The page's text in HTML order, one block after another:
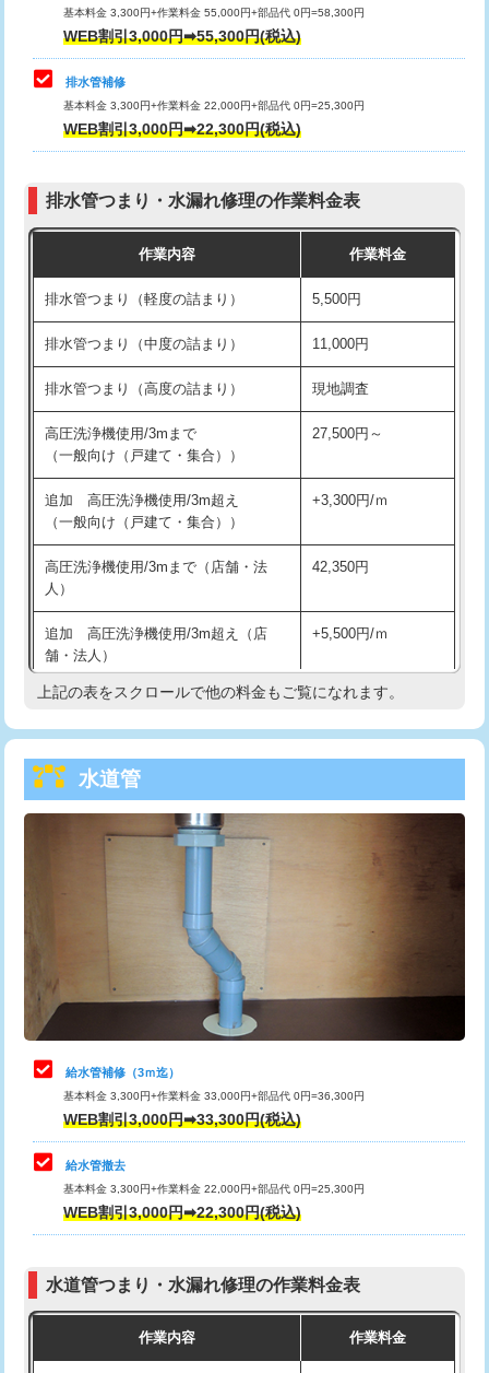
コンクリート斫り（厚さ10㎝超え）
モルタル補修（厚さ10㎝まで）
モルタル補修（厚さ10㎝超え）
追加人工 16,500円
現場見積
※給水管工事は20mmまでの価格です。
式）)
交換・取付(混合水栓（壁付・デッキ
式・ワンホール）)
16,500円+材料費
交換・取付(排水栓・排水トラップ
交換・取付（その他部品） 11,000円+材料費
持込商品取付（単水栓） 13,200円
持込商品取付（混合水栓） 16,500円
持込商品取付（浄水器・分岐水栓） 16,500円
給水管工事※（ホール加工) 16,500円
給水管工事※（バンド止め) 3,300円
給水管工事※（支持金具設置)
給水管工事※（保温材使用（バンド止
め込み）)
5,500円
給水管工事※（土の掘削・埋め戻し作
業)
11,000円
給水管工事※（塩ビ管（VP・HI）使
用/3ｍまで)
33,000円
給水管工事※（塩ビ管（VP・HI）使
+8,800円
給水管工事※（ライニング鋼管・銅
管・ポリ管・HT管使用/3ｍまで)
給水管工事※（ライニング鋼管・銅
管・ポリ管・HT管使用/3ｍ超え)
排水管工事（土の掘削・埋め戻し作
11,000円~
排水管工事（排水管工事/3ｍまで） 55,000円
排水管工事（追加 排水管工事/3ｍ超
マス交換（土の掘削・埋め戻し作業）
マス交換（深さ50㎝未満）
マス交換（深さ50㎝以上）
コンクリート斫り（厚さ10㎝まで）
モルタル補修（厚さ10㎝超え） 38,500円
基本料金 3,300円+作業料金 55,000円+部品代 0円=58,300円
WEB割引3,000円➡55,300円(税込)
排水管補修
基本料金 3,300円+作業料金 22,000円+部品代 0円=25,300円
WEB割引3,000円➡22,300円(税込)
排水管つまり・水漏れ修理の作業料金表
作業内容 作業料金
排水管つまり（軽度の詰まり） 5,500円
排水管つまり（中度の詰まり） 11,000円
排水管つまり（高度の詰まり） 現地調査
高圧洗浄機使用/3mまで
（一般向け（戸建て・集合））
27,500円～
追加 高圧洗浄機使用/3m超え
（一般向け（戸建て・集合））
+3,300円/ｍ
高圧洗浄機使用/3mまで（店舗・法
人）
42,350円
追加 高圧洗浄機使用/3m超え（店
舗・法人）
+5,500円/ｍ
高度高圧洗浄換 現地調査
トーラー機使用/3mまで
追加トーラー機使用/3m超え
33,000円
8,800円
止水・漏水調査・防水処理・清掃・修
理・調整・分解・加工など（軽作業）
11,000円
止水・漏水調査・防水処理・清掃・修
理・調整・分解・加工など（中作業）
止水・漏水調査・防水処理・清掃・修
理・調整・分解・加工など（重作業）
33,000円
その他部品の脱着
交換・取付（タンク）
式）)
式・ワンホール）)
上記の表をスクロールで他の料金もご覧になれます。
水道管
給水管補修（3ｍ迄）
基本料金 3,300円+作業料金 33,000円+部品代 0円=36,300円
WEB割引3,000円➡33,300円(税込)
給水管撤去
基本料金 3,300円+作業料金 22,000円+部品代 0円=25,300円
WEB割引3,000円➡22,300円(税込)
水道管つまり・水漏れ修理の作業料金表
作業内容 作業料金